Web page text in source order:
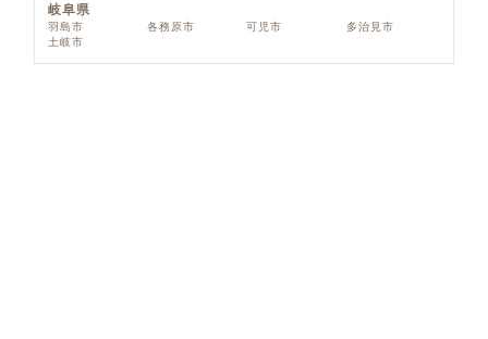
岐阜県
羽島市 各務原市 可児市
多治見市
土岐市